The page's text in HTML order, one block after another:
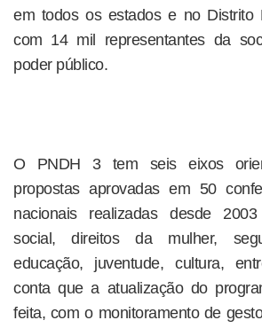
em todos os estados e no Distrito
com 14 mil representantes da
poder público.
O PNDH 3 tem seis eixos
propostas aprovadas em 50
nacionais realizadas desde
social, direitos da mulher,
educação, juventude, cultura,
conta que a atualização do
feita, com o monitoramento de